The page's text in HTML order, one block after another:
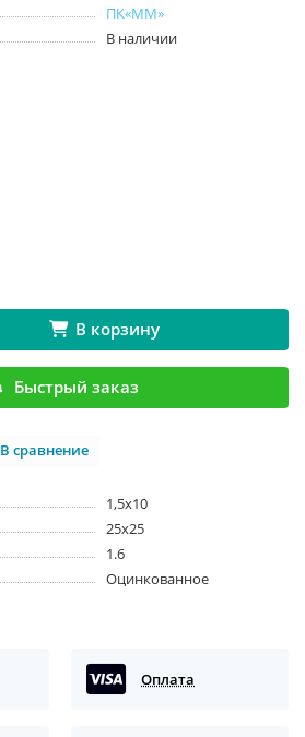
ПК«ММ»
В наличии
В корзину
Быстрый заказ
В сравнение
1,5x10
25x25
1.6
Оцинкованное
Оплата